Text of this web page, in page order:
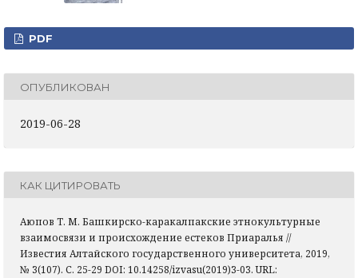
PDF
ОПУБЛИКОВАН
2019-06-28
КАК ЦИТИРОВАТЬ
Аюпов Т. М. Башкирско-каракалпакские этнокультурные
взаимосвязи и происхождение естеков Приаралья //
Известия Алтайского государственного университета, 2019,
№ 3(107). С. 25-29 DOI: 10.14258/izvasu(2019)3-03. URL: